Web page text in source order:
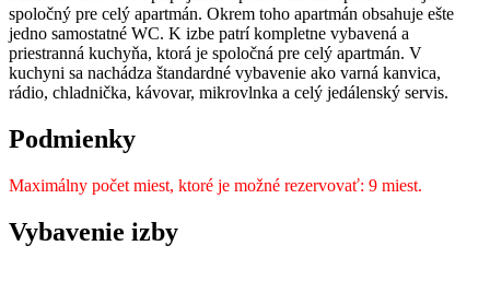
spoločný pre celý apartmán. Okrem toho apartmán obsahuje ešte
jedno samostatné WC. K izbe patrí kompletne vybavená a
priestranná kuchyňa, ktorá je spoločná pre celý apartmán. V
kuchyni sa nachádza štandardné vybavenie ako varná kanvica,
rádio, chladnička, kávovar, mikrovlnka a celý jedálenský servis.
Podmienky
Maximálny počet miest, ktoré je možné rezervovať: 9 miest.
Vybavenie izby